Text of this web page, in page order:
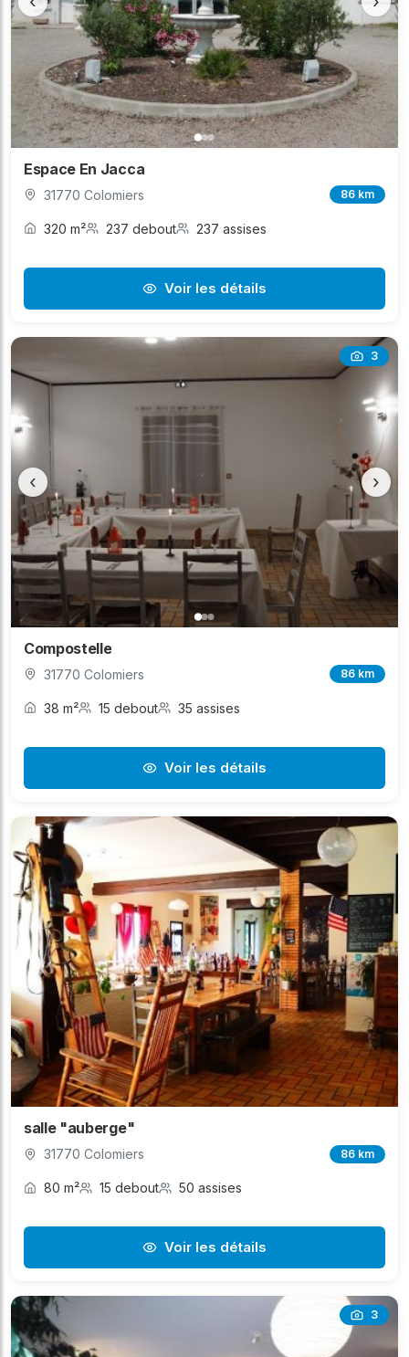
Espace En Jacca
31770 Colomiers 86 km
320 m² 237 debout 237 assises
Voir les détails
3
‹ ›
Compostelle
31770 Colomiers 86 km
38 m² 15 debout 35 assises
Voir les détails
salle "auberge"
31770 Colomiers 86 km
80 m² 15 debout 50 assises
Voir les détails
3